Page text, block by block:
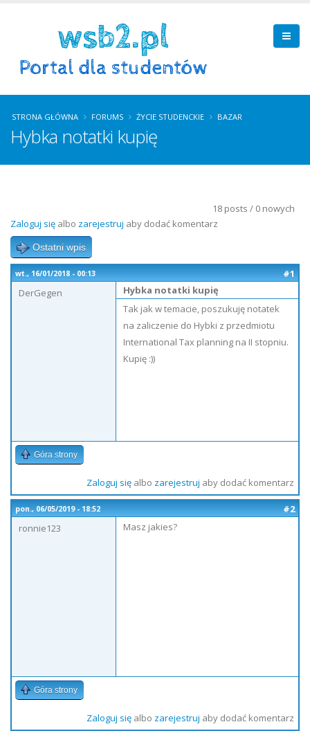
STRONA GŁÓWNA FORUMS ŻYCIE STUDENCKIE BAZAR
Hybka notatki kupię
18 posts / 0 nowych
Zaloguj się albo zarejestruj aby dodać komentarz
Ostatni wpis
wt., 16/01/2018 - 00:13
#1
DerGegen
Hybka notatki kupię
Tak jak w temacie, poszukuję notatek
na zaliczenie do Hybki z przedmiotu
International Tax planning na II stopniu.
Kupię :))
Góra strony
Zaloguj sięalbo zarejestruj aby dodać komentarz
pon., 06/05/2019 - 18:52
#2
ronnie123
Masz jakies?
Góra strony
Zaloguj sięalbo zarejestruj aby dodać komentarz